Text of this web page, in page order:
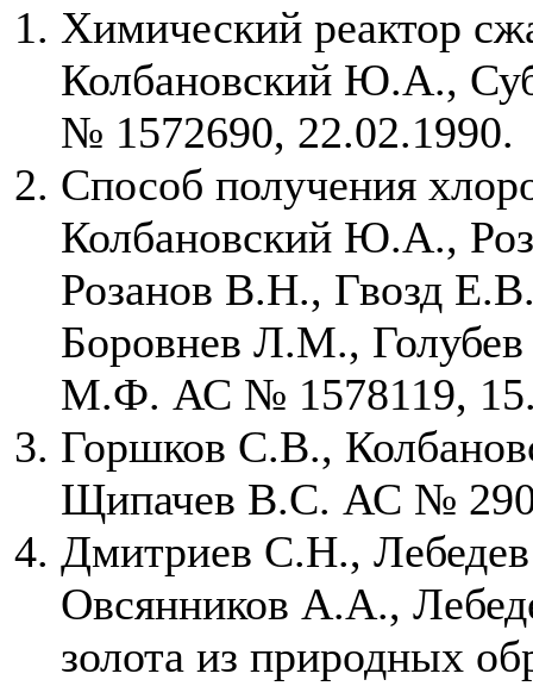
Химический реактор
Колбановский Ю.А.,
№ 1572690, 22.02.1990.
Способ получения
Колбановский Ю.А.,
Розанов В.Н., Гвозд
Боровнев Л.М.,
М.Ф. АС № 1578119,
Горшков С.В.,
Щипачев В.С. АС №
Дмитриев С.Н.,
Овсянников А.А.,
золота из природных